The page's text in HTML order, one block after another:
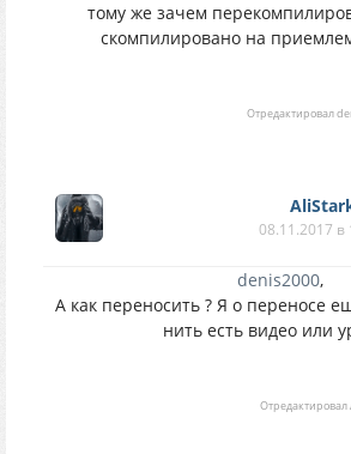
тому же зачем
скомпилировано на
Отредактировал
08.11.2017 в
denis2000,
А как переносить ? Я о переносе
нить есть видео или
Отредактировал